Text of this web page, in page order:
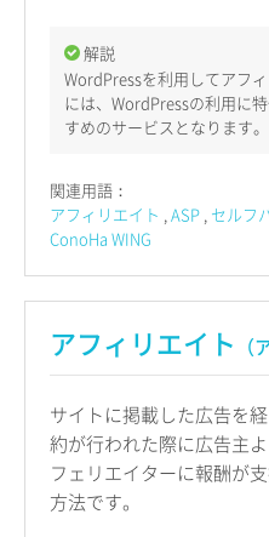
解説
WordPressを利用してアフ
には、WordPressの利用に
すめのサービスとなります。
関連用語：
アフィリエイト ASP セルフ
ConoHa WING
アフィリエイト （
サイトに掲載した広告を
約が行われた際に広告主
フェリエイターに報酬が
方法です。